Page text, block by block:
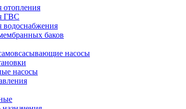
ГВС
баков
насосы
насосы